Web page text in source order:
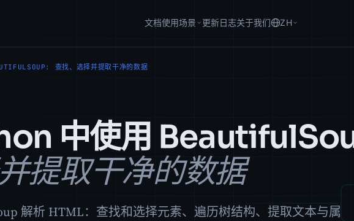
文档使用场景 更新日志关于我们 ZH
查找、选择并提取干净的数据
中使用
提取干净的数据
解析 HTML：查找和选择元素、遍历树结构、提取文本与属